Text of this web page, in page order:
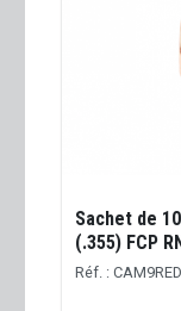
Sachet de
(.355) FCP
Réf. : CAM9RED